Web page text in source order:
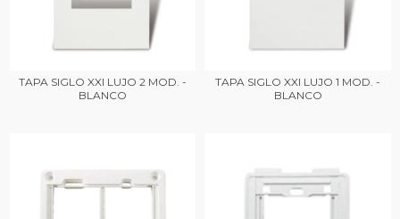
TAPA SIGLO XXI LUJO 2 MOD. -
BLANCO
TAPA SIGLO XXI LUJO 1 MOD. -
BLANCO